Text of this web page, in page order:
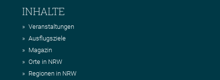
INHALTE
Veranstaltungen
Ausflugsziele
Magazin
Orte in NRW
Regionen in NRW